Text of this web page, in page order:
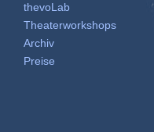
thevoLab
Theaterworkshops
Archiv
Preise